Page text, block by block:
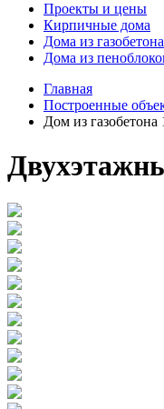
Проекты и цены
Кирпичные дома
Дома из газобетона
Дома из
Главная
Построенные
Дом из